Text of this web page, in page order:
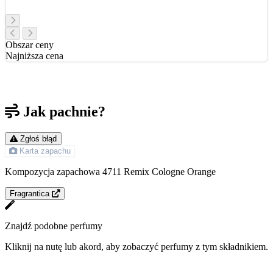
Obszar ceny
Najniższa cena
Jak pachnie?
Zgłoś błąd
Karta zapachu
Kompozycja zapachowa 4711 Remix Cologne Orange
Fragrantica
Znajdź podobne perfumy
Kliknij na nutę lub akord, aby zobaczyć perfumy z tym składnikiem.